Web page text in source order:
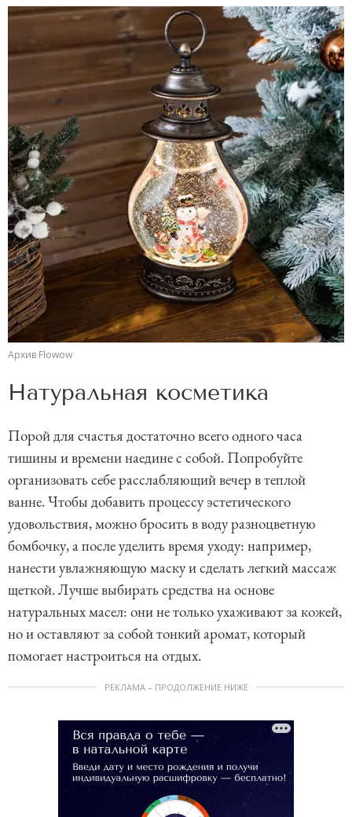
Архив Flowow
Натуральная косметика
Порой для счастья достаточно всего одного часа
тишины и времени наедине с собой. Попробуйте
организовать себе расслабляющий вечер в теплой
ванне. Чтобы добавить процессу эстетического
удовольствия, можно бросить в воду разноцветную
бомбочку, а после уделить время уходу: например,
нанести увлажняющую маску и сделать легкий массаж
щеткой. Лучше выбирать средства на основе
натуральных масел: они не только ухаживают за кожей,
но и оставляют за собой тонкий аромат, который
помогает настроиться на отдых.
РЕКЛАМА – ПРОДОЛЖЕНИЕ НИЖЕ